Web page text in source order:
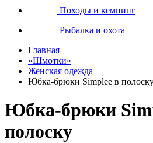
Походы и кемпинг
Рыбалка и охота
Главная
«Шмотки»
Женская одежда
Юбка-брюки Simplee в
Юбка-брюки
полоску